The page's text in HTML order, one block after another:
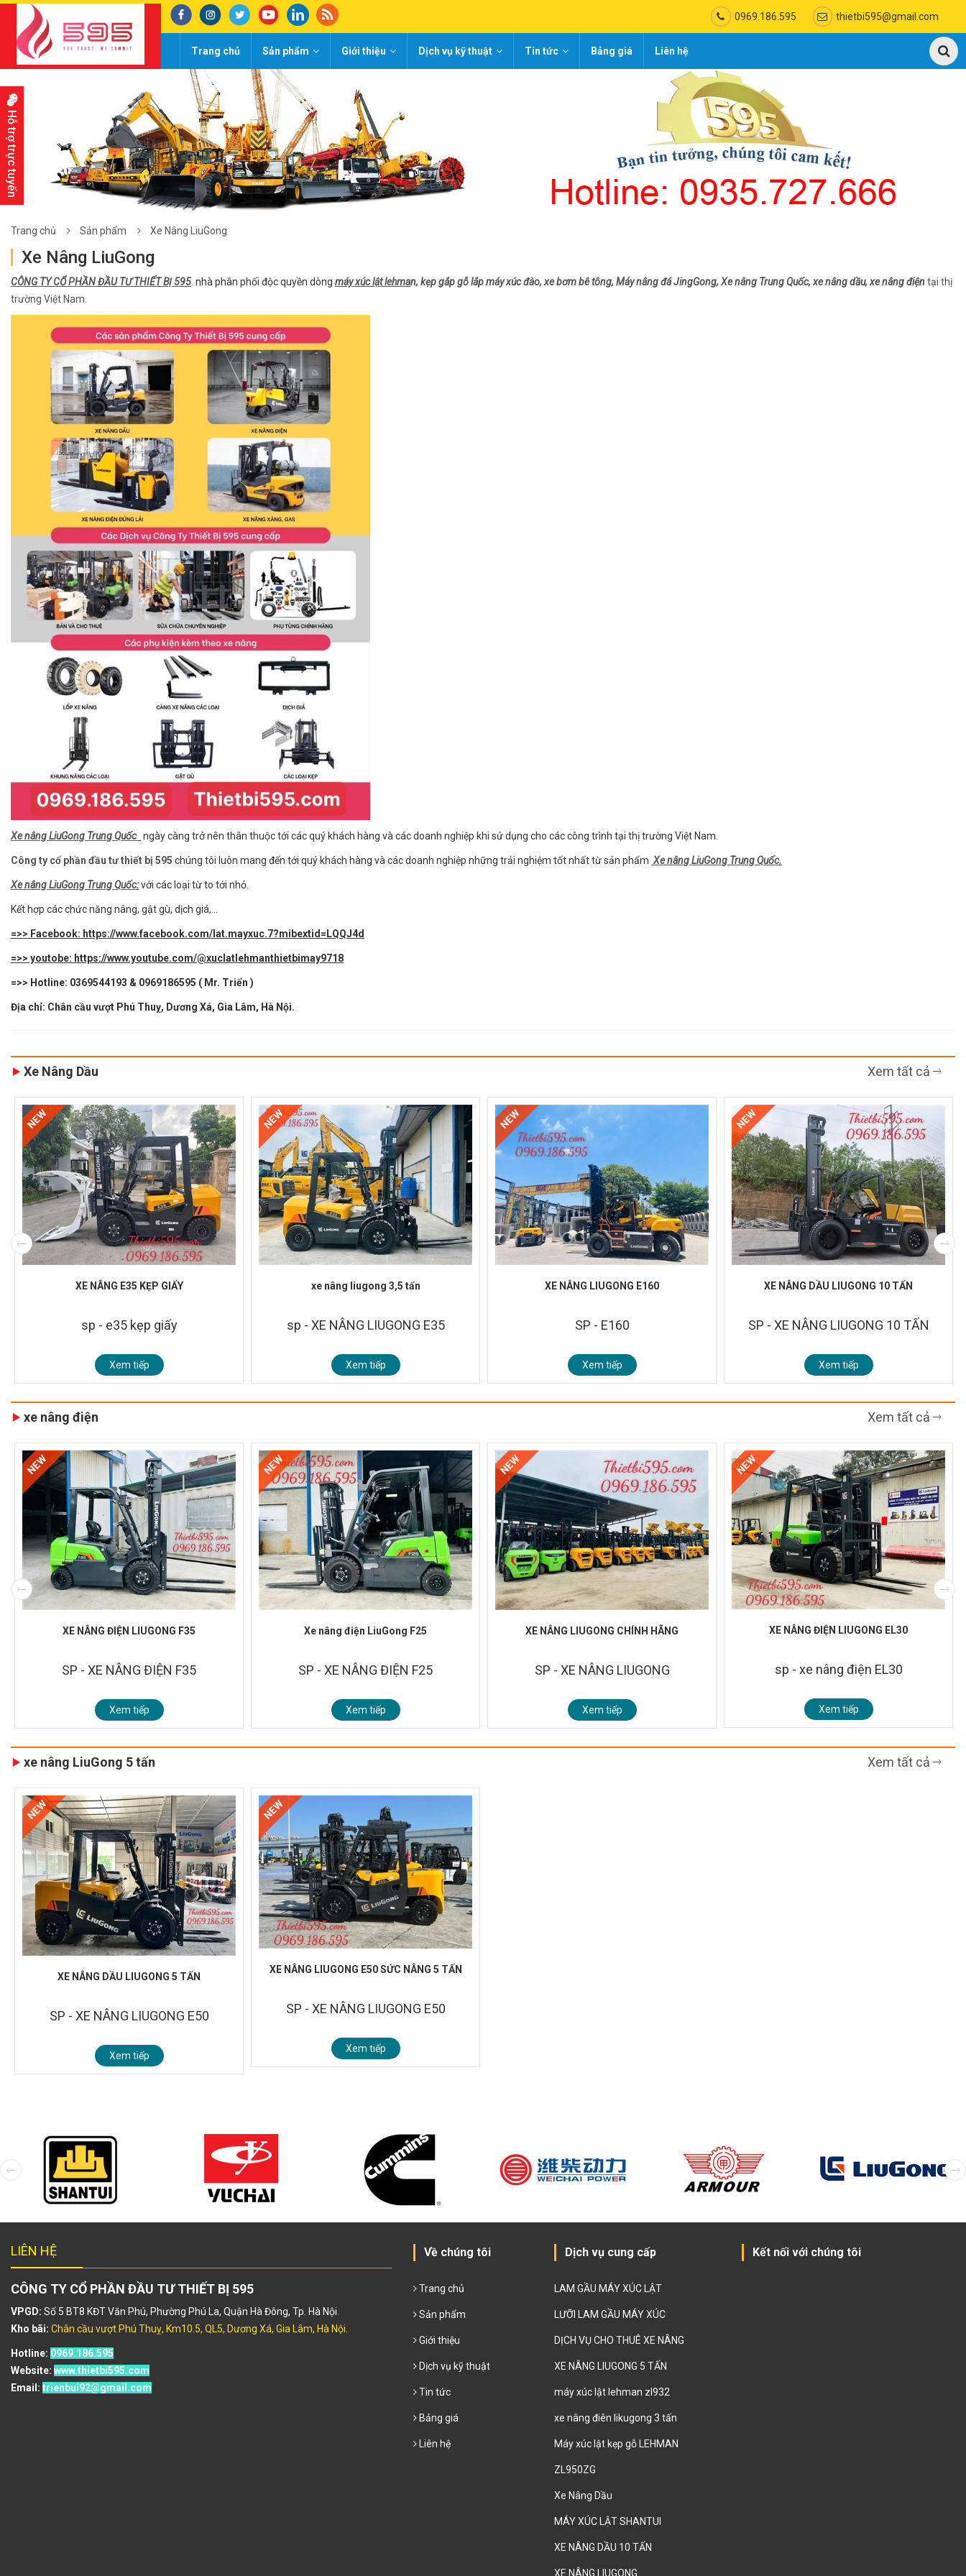
0969.186.595 thietbi595@gmail.com
Trang chủ Sản phẩm Giới thiệu Dịch vụ kỹ thuật Tin tức Bảng giá Liên hệ
Trang chủ Sản phẩm Xe Nâng LiuGong
Xe Nâng LiuGong
CÔNG TY CỔ PHẦN ĐẦU TƯ THIẾT BỊ 595. nhà phân phối độc quyền dòng máy xúc lật lehman, kẹp gắp gỗ lắp máy xúc đào, xe bơm bê tông, Máy nâng đá JingGong, Xe nâng Trung Quốc, xe nâng dầu, xe nâng điệntại thị
trường Việt Nam.
Xe nâng LiuGong Trung Quốc ngày càng trở nên thân thuộc tới các quý khách hàng và các doanh nghiệp khi sử dụng cho các công trình tại thị trường Việt Nam.
Công ty cổ phần đầu tư thiết bị 595 chúng tôi luôn mang đến tới quý khách hàng và các doanh nghiệp những trải nghiệm tốt nhất từ sản phẩm Xe nâng LiuGong Trung Quốc.
Xe nâng LiuGong Trung Quốc:với các loại từ to tới nhỏ.
Kết hợp các chức năng nâng, gật gù, dịch giá,...
=>> Facebook: https://www.facebook.com/lat.mayxuc.7?mibextid=LQQJ4d
=>> youtobe: https://www.youtube.com/@xuclatlehmanthietbimay9718
=>> Hotline: 0369544193 & 0969186595 ( Mr. Triển )
Địa chỉ: Chân cầu vượt Phú Thuỵ, Dương Xá, Gia Lâm, Hà Nội.
Xe Nâng Dầu Xem tất cả
NEW
XE NÂNG E35 KẸP GIẤY
sp - e35 kẹp giấy
Xem tiếp
NEW
xe nâng liugong 3,5 tấn
sp - XE NÂNG LIUGONG E35
Xem tiếp
NEW
XE NÂNG LIUGONG E160
SP - E160
Xem tiếp
NEW
XE NÂNG DẦU LIUGONG 10 TẤN
SP - XE NÂNG LIUGONG 10 TẤN
Xem tiếp
xe nâng điện Xem tất cả
NEW
XE NÂNG ĐIỆN LIUGONG F35
SP - XE NÂNG ĐIỆN F35
Xem tiếp
NEW
Xe nâng điện LiuGong F25
SP - XE NÂNG ĐIỆN F25
Xem tiếp
NEW
XE NÂNG LIUGONG CHÍNH HÃNG
SP - XE NÂNG LIUGONG
Xem tiếp
NEW
XE NÂNG ĐIỆN LIUGONG EL30
sp - xe nâng điện EL30
Xem tiếp
xe nâng LiuGong 5 tấn Xem tất cả
NEW
XE NÂNG DẦU LIUGONG 5 TẤN
SP - XE NÂNG LIUGONG E50
Xem tiếp
NEW
XE NÂNG LIUGONG E50 SỨC NÂNG 5 TẤN
SP - XE NÂNG LIUGONG E50
Xem tiếp
LIÊN HỆ
CÔNG TY CỔ PHẦN ĐẦU TƯ THIẾT BỊ 595
VPGD: Số 5 BT8 KĐT Văn Phú, Phường Phú La, Quận Hà Đông, Tp. Hà Nội.
Kho bãi: Chân cầu vượt Phú Thuỵ, Km10.5, QL5, Dương Xá, Gia Lâm, Hà Nội.
Hotline: 0969.186.595
Website: www.thietbi595.com
Email: trienbui92@gmail.com
Về chúng tôi
Trang chủ
Sản phẩm
Giới thiệu
Dịch vụ kỹ thuật
Tin tức
Bảng giá
Liên hệ
Dịch vụ cung cấp
LAM GẦU MÁY XÚC LẬT
LƯỠI LAM GẦU MÁY XÚC
DỊCH VỤ CHO THUÊ XE NÂNG
XE NÂNG LIUGONG 5 TẤN
máy xúc lật lehman zl932
xe nâng điên likugong 3 tấn
Máy xúc lật kẹp gỗ LEHMAN
ZL950ZG
Xe Nâng Dầu
MÁY XÚC LẬT SHANTUI
XE NÂNG DẦU 10 TẤN
XE NÂNG LIUGONG
Kết nối với chúng tôi
Hỗ trợ trực tuyến